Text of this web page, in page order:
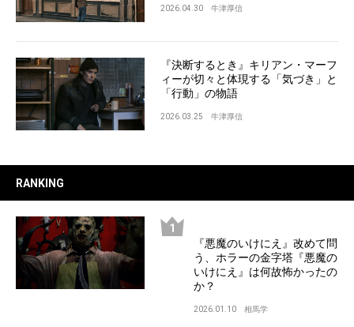
2026.04.30 牛津厚信
『決断するとき』キリアン・マーフ
ィーが切々と体現する「気づき」と
「行動」の物語
2026.03.25 牛津厚信
RANKING
『悪魔のいけにえ』改めて問
う、ホラーの金字塔『悪魔の
いけにえ』は何故怖かったの
か？
2026.01.10 相馬学